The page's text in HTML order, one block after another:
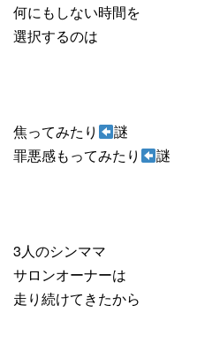
何にもしない時間を
選択するのは
焦ってみたり
謎
罪悪感もってみたり
謎
3人のシンママ
サロンオーナーは
走り続けてきたから